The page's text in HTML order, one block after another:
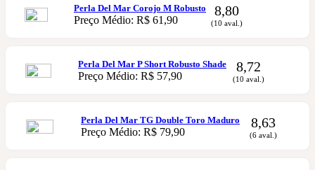
Perla Del Mar Corojo M Robusto
Preço Médio: R$ 61,90
8,80
(10 aval.)
Perla Del Mar P Short Robusto Shade
Preço Médio: R$ 57,90
8,72
(10 aval.)
Perla Del Mar TG Double Toro Maduro
Preço Médio: R$ 79,90
8,63
(6 aval.)